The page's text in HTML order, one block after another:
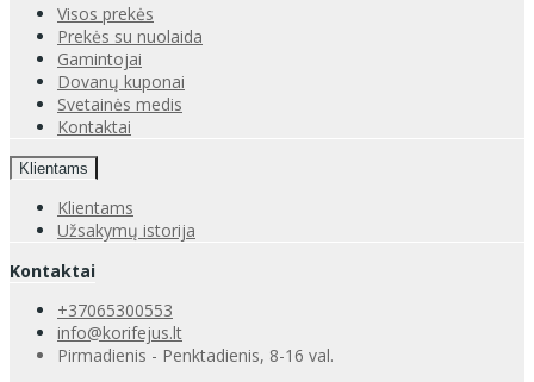
Visos prekės
Prekės su nuolaida
Gamintojai
Dovanų kuponai
Svetainės medis
Kontaktai
Klientams
Klientams
Užsakymų istorija
Kontaktai
+37065300553
info@korifejus.lt
Pirmadienis - Penktadienis, 8-16 val.